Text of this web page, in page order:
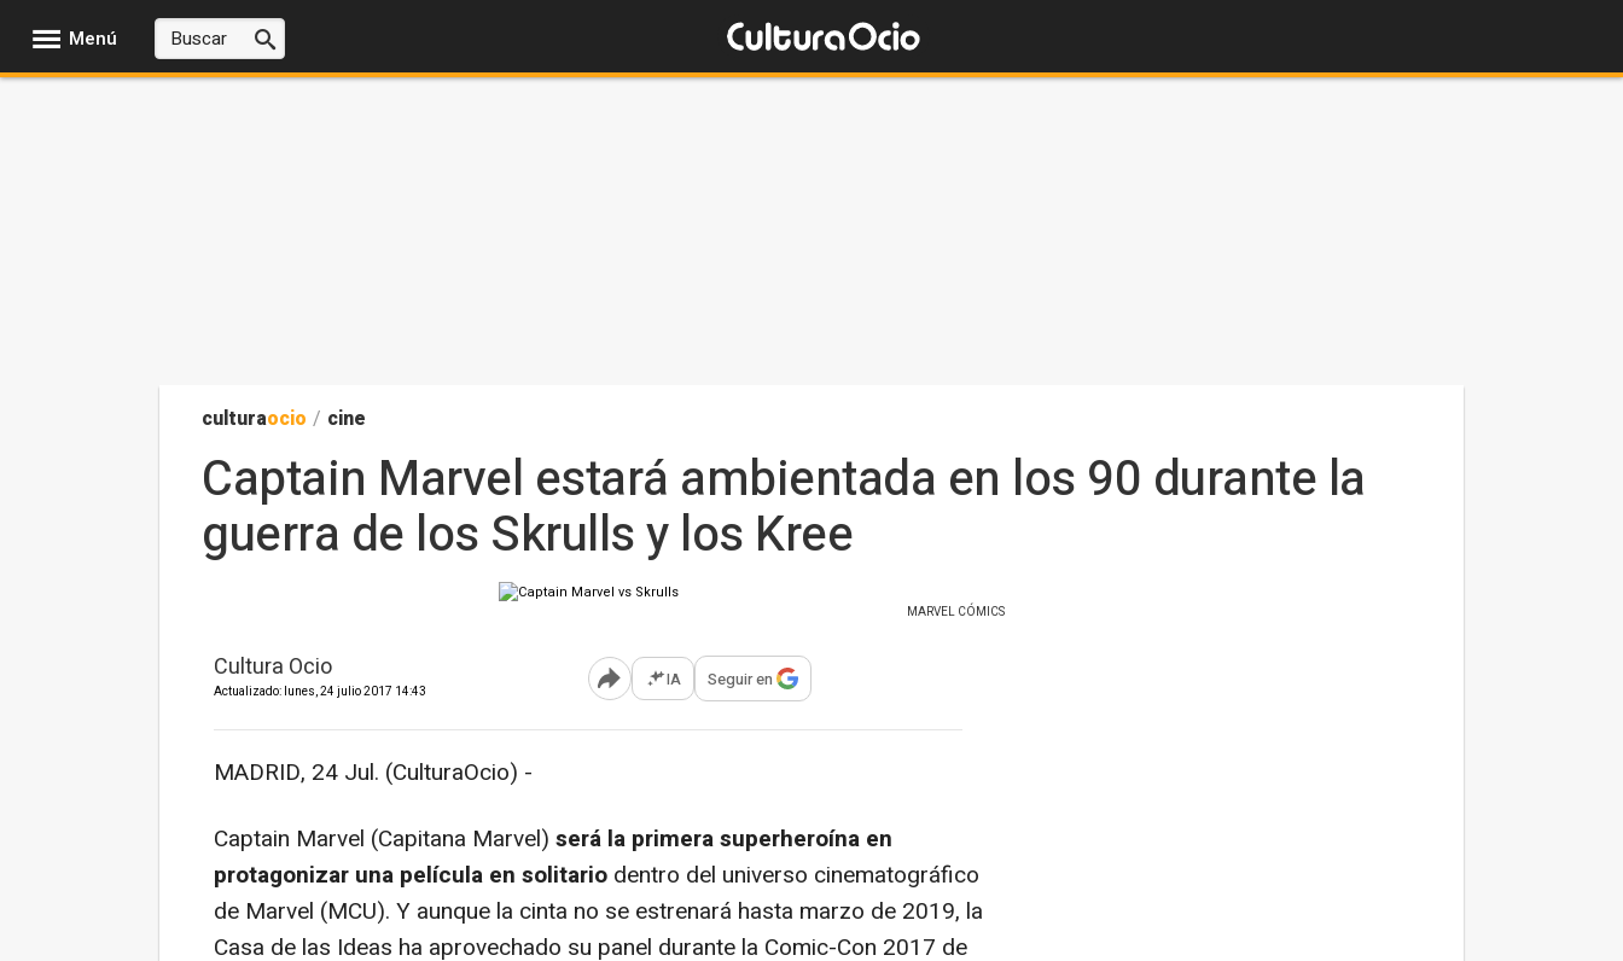
Menú
culturaocio / cine
Captain Marvel estará ambientada en los 90 durante la
guerra de los Skrulls y los Kree
MARVEL CÓMICS
Cultura Ocio
Actualizado: lunes, 24 julio 2017 14:43 Abrir opciones para compartir
IA Seguir en
MADRID, 24 Jul. (CulturaOcio) -
Captain Marvel (Capitana Marvel) será la primera superheroína en
protagonizar una película en solitario dentro del universo cinematográfico
de Marvel (MCU). Y aunque la cinta no se estrenará hasta marzo de 2019, la
Casa de las Ideas ha aprovechado su panel durante la Comic-Con 2017 de